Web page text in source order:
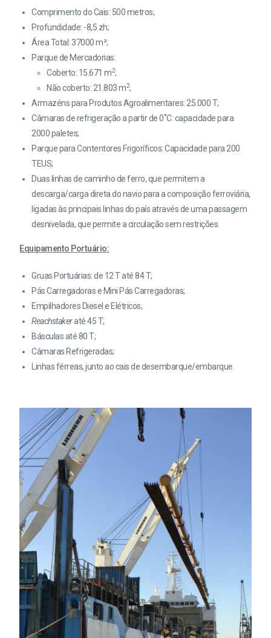
Comprimento do Cais: 500 metros;
Profundidade: -8,5 zh;
Área Total: 37000 m²;
Parque de Mercadorias:
Coberto: 15.671 m2;
Não coberto: 21.803 m2;
Armazéns para Produtos Agroalimentares: 25.000 T;
Câmaras de refrigeração a partir de 0˚C: capacidade para
2000 paletes;
Parque para Contentores Frigoríficos: Capacidade para 200
TEUS;
Duas linhas de caminho de ferro, que permitem a
descarga/carga direta do navio para a composição ferroviária,
ligadas às principais linhas do país através de uma passagem
desnivelada, que permite a circulação sem restrições.
Equipamento Portuário:
Gruas Portuárias: de 12 T até 84 T;
Pás Carregadoras e Mini Pás Carregadoras;
Empilhadores Diesel e Elétricos;
Reachstakeraté 45 T;
Básculas até 80 T;
Câmaras Refrigeradas;
Linhas férreas, junto ao cais de desembarque/embarque.